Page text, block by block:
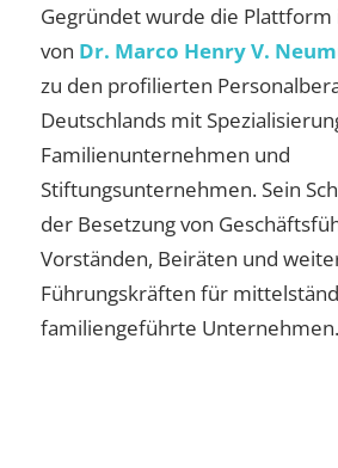
Gegründet wurde die Plattform
von Dr. Marco Henry V.
zu den profilierten
Deutschlands mit
Familienunternehmen und
Stiftungsunternehmen. Sein
der Besetzung von
Vorständen, Beiräten und
Führungskräften für
familiengeführte Unternehmen.